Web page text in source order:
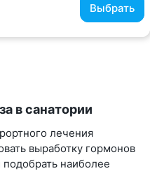
Выбрать
в санатории
лечения
выработку гормонов
наиболее